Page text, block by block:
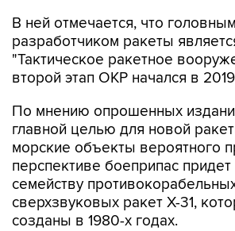
В ней отмечается, что головным
разработчиком ракеты
"Тактическое ракетное
второй этап ОКР начался в
По мнению опрошенных
главной целью для новой
морские объекты вероятного
перспективе боеприпас
семейству
сверхзвуковых ракет Х-31,
созданы в 1980-х годах.